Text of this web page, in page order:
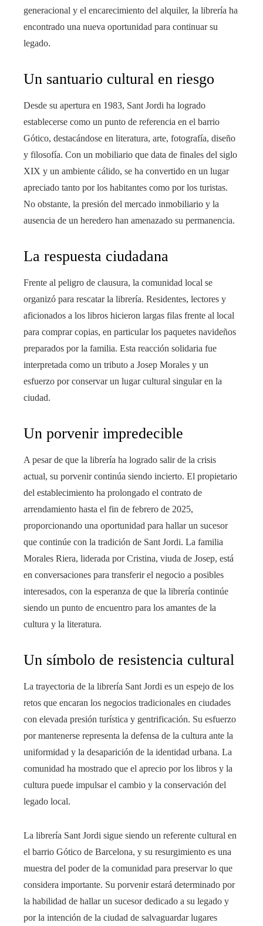
generacional y el encarecimiento del alquiler, la librería ha
encontrado una nueva oportunidad para continuar su
legado.
Un santuario cultural en riesgo
Desde su apertura en 1983, Sant Jordi ha logrado
establecerse como un punto de referencia en el barrio
Gótico, destacándose en literatura, arte, fotografía, diseño
y filosofía. Con un mobiliario que data de finales del siglo
XIX y un ambiente cálido, se ha convertido en un lugar
apreciado tanto por los habitantes como por los turistas.
No obstante, la presión del mercado inmobiliario y la
ausencia de un heredero han amenazado su permanencia.
La respuesta ciudadana
Frente al peligro de clausura, la comunidad local se
organizó para rescatar la librería. Residentes, lectores y
aficionados a los libros hicieron largas filas frente al local
para comprar copias, en particular los paquetes navideños
preparados por la familia. Esta reacción solidaria fue
interpretada como un tributo a Josep Morales y un
esfuerzo por conservar un lugar cultural singular en la
ciudad.
Un porvenir impredecible
A pesar de que la librería ha logrado salir de la crisis
actual, su porvenir continúa siendo incierto. El propietario
del establecimiento ha prolongado el contrato de
arrendamiento hasta el fin de febrero de 2025,
proporcionando una oportunidad para hallar un sucesor
que continúe con la tradición de Sant Jordi. La familia
Morales Riera, liderada por Cristina, viuda de Josep, está
en conversaciones para transferir el negocio a posibles
interesados, con la esperanza de que la librería continúe
siendo un punto de encuentro para los amantes de la
cultura y la literatura.
Un símbolo de resistencia cultural
La trayectoria de la librería Sant Jordi es un espejo de los
retos que encaran los negocios tradicionales en ciudades
con elevada presión turística y gentrificación. Su esfuerzo
por mantenerse representa la defensa de la cultura ante la
uniformidad y la desaparición de la identidad urbana. La
comunidad ha mostrado que el aprecio por los libros y la
cultura puede impulsar el cambio y la conservación del
legado local.
La librería Sant Jordi sigue siendo un referente cultural en
el barrio Gótico de Barcelona, y su resurgimiento es una
muestra del poder de la comunidad para preservar lo que
considera importante. Su porvenir estará determinado por
la habilidad de hallar un sucesor dedicado a su legado y
por la intención de la ciudad de salvaguardar lugares